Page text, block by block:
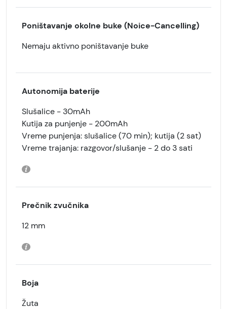
Poništavanje okolne buke (Noice-Cancelling)
Nemaju aktivno poništavanje buke
Autonomija baterije
Slušalice - 30mAh
Kutija za punjenje - 200mAh
Vreme punjenja: slušalice (70 min); kutija (2 sat)
Vreme trajanja: razgovor/slušanje - 2 do 3 sati
Prečnik zvučnika
12 mm
Boja
Žuta